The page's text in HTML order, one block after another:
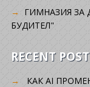
ГИМНАЗИЯ ЗА
БУДИТЕЛ"
RECENT
КАК AI